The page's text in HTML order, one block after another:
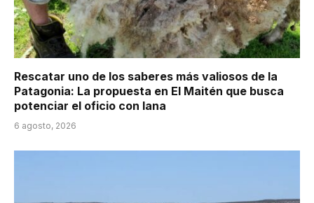
Rescatar uno de los saberes más valiosos de la
Patagonia: La propuesta en El Maitén que busca
potenciar el oficio con lana
6 agosto, 2026